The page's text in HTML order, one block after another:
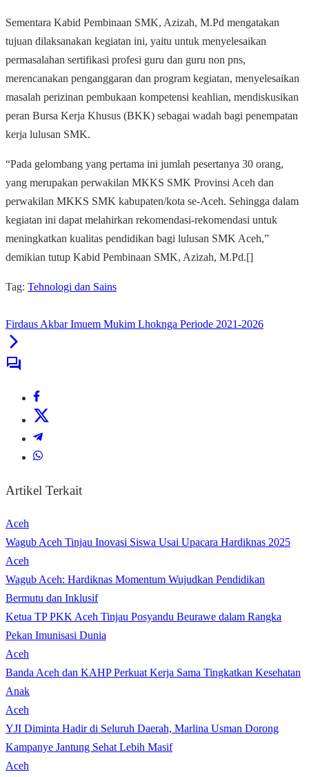
Sementara Kabid Pembinaan SMK, Azizah, M.Pd mengatakan
tujuan dilaksanakan kegiatan ini, yaitu untuk menyelesaikan
permasalahan sertifikasi profesi guru dan guru non pns,
merencanakan penganggaran dan program kegiatan, menyelesaikan
masalah perizinan pembukaan kompetensi keahlian, mendiskusikan
peran Bursa Kerja Khusus (BKK) sebagai wadah bagi penempatan
kerja lulusan SMK.
“Pada gelombang yang pertama ini jumlah pesertanya 30 orang,
yang merupakan perwakilan MKKS SMK Provinsi Aceh dan
perwakilan MKKS SMK kabupaten/kota se-Aceh. Sehingga dalam
kegiatan ini dapat melahirkan rekomendasi-rekomendasi untuk
meningkatkan kualitas pendidikan bagi lulusan SMK Aceh,”
demikian tutup Kabid Pembinaan SMK, Azizah, M.Pd.[]
Tag: Tehnologi dan Sains
Firdaus Akbar Imuem Mukim Lhoknga Periode 2021-2026
Artikel Terkait
Aceh
Wagub Aceh Tinjau Inovasi Siswa Usai Upacara Hardiknas 2025
Aceh
Wagub Aceh: Hardiknas Momentum Wujudkan Pendidikan
Bermutu dan Inklusif
Ketua TP PKK Aceh Tinjau Posyandu Beurawe dalam Rangka
Pekan Imunisasi Dunia
Aceh
Banda Aceh dan KAHP Perkuat Kerja Sama Tingkatkan Kesehatan
Anak
Aceh
YJI Diminta Hadir di Seluruh Daerah, Marlina Usman Dorong
Kampanye Jantung Sehat Lebih Masif
Aceh